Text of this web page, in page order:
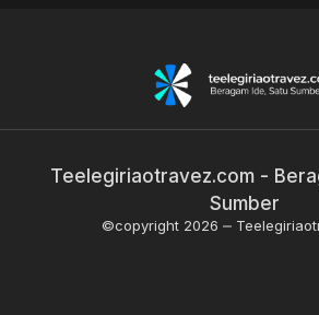
Teelegiriaotravez.com -
Sumber
©copyright 2026